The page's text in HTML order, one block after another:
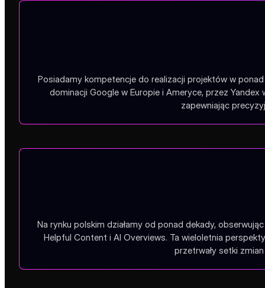
Posiadamy kompetencje do realizacji projektów w
dominacji Google w Europie i Ameryce, przez
zapewniając
Na rynku polskim działamy od ponad dekady,
Helpful Content i AI Overviews. Ta wieloletnia
przetrwały setki